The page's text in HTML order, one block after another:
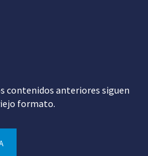
contenidos anteriores siguen
formato.